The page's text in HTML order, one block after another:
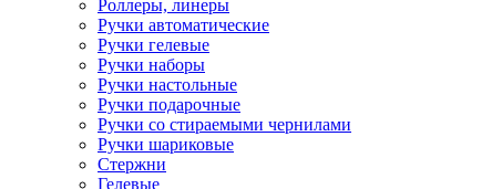
Роллеры, линеры
Ручки автоматические
Ручки гелевые
Ручки наборы
Ручки настольные
Ручки подарочные
Ручки со стираемыми чернилами
Ручки шариковые
Стержни
Гелевые